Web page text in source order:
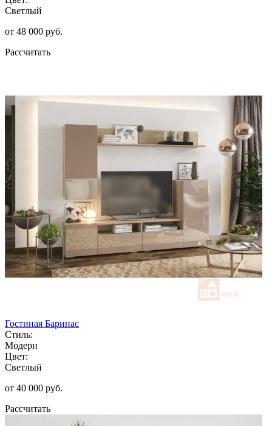
Светлый
от 48 000 руб.
Рассчитать
Гостиная Баринас
Стиль:
Модерн
Цвет:
Светлый
от 40 000 руб.
Рассчитать